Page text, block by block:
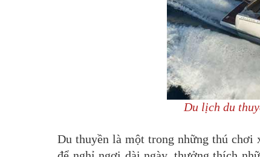
Du lịch du
Du thuyền là một trong những thú chơi